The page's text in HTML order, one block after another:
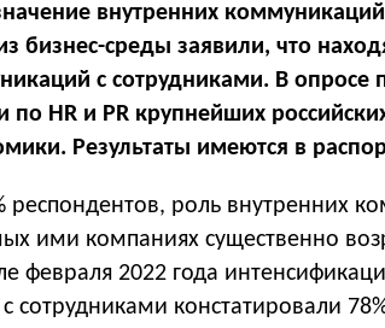
внутренних
бизнес-среды заявили, что
с сотрудниками. В опросе
по HR и PR крупнейших
Результаты имеются в
роль внутренних
ими компаниях существенно
февраля 2022 года
сотрудниками констатировали